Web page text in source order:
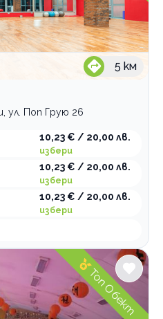
5 км
ул. Поп Грую 26
10,23 € / 20,00 лв.
избери
10,23 € / 20,00 лв.
избери
10,23 € / 20,00 лв.
избери
Топ Обект